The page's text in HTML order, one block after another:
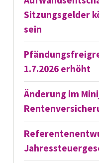
Sitzungsgelder
sein
1.7.2026 erhöht
Änderung im